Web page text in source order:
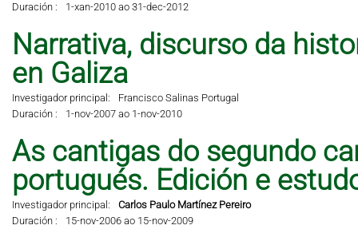
Duración :
1-xan-2010 ao 31-dec-2012
Narrativa, discurso da
en Galiza
Investigador principal:
Francisco Salinas Portugal
Duración :
1-nov-2007 ao 1-nov-2010
As cantigas do segundo
portugués. Edición e
Investigador principal:
Carlos Paulo Martínez Pereiro
Duración :
15-nov-2006 ao 15-nov-2009